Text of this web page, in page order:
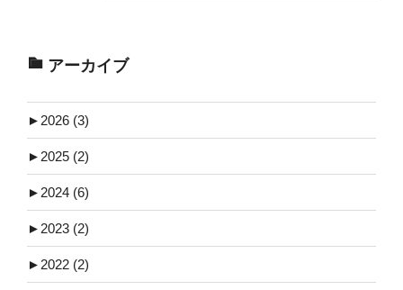
アーカイブ
► 2026 (3)
► 2025 (2)
► 2024 (6)
► 2023 (2)
► 2022 (2)